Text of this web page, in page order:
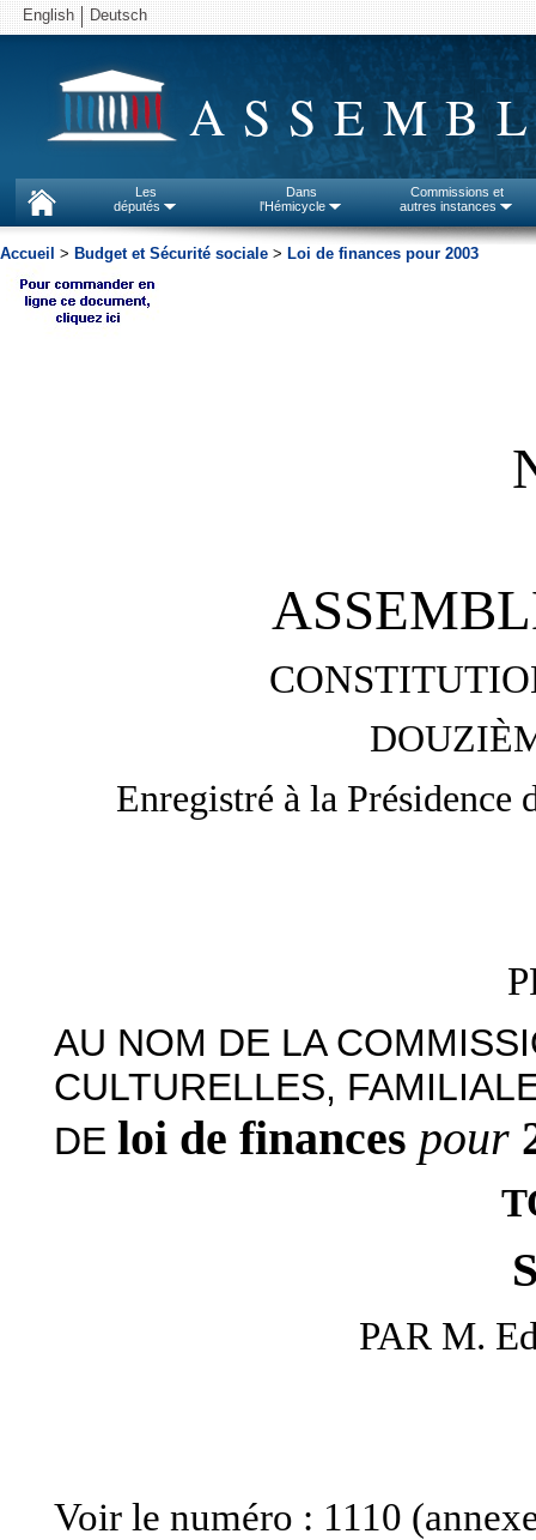
English Deutsch
Les
députés
Dans
l'Hémicycle
Commissions et
autres instances
Accueil > Budget et Sécurité sociale > Loi de finances pour 2003
Enregistré à la Présidence
AU NOM DE LA
CULTURELLES,
DE loi de finances pour
PAR M.
Voir le numéro : 1110